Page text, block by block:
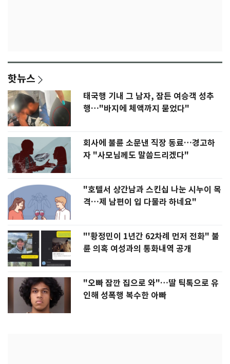
핫뉴스
태국행 기내 그 남자, 잠든 여승객 성추
행…"바지에 체액까지 묻었다"
회사에 불륜 소문낸 직장 동료…경고하
자 "사모님께도 말씀드리겠다"
"호텔서 상간남과 스킨십 나눈 시누이 목
격…제 남편이 입 다물라 하네요"
"'황정민이 1년간 62차례 먼저 전화" 불
륜 의혹 여성과의 통화내역 공개
"오빠 잠깐 집으로 와"…딸 틱톡으로 유
인해 성폭행 복수한 아빠